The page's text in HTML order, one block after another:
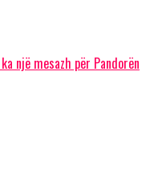
një mesazh për Pandorën